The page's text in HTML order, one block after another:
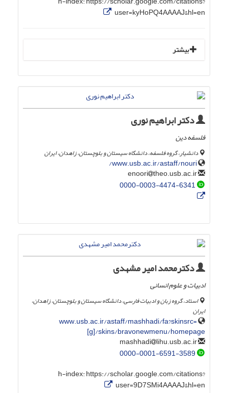
user=kyHoPQ4AAAAJ&hl=en
بیشتر
دکتر ابراهیم نوری
فلسفه دین
دانشیار، گروه فلسفه، دانشگاه سیستان و بلوچستان، زاهدان، ایران
www.usb.ac.ir/astaff/nouri/
theo.usb.ac.ir
0000-0003-4474-6341
دکترمحمد امیر مشهدی
ادبیات و علوم انسانی
استاد، گروه زبان و ادبیات فارسی، دانشگاه سیستان و بلوچستان، زاهدان،
ایران
www.usb.ac.ir/astaff/mashhadi/fa?skinsrc=
[g]/skins/bravonewmenu/homepage
lihu.usb.ac.ir
0000-0001-6591-3589
h-index:https://scholar.google.com/citations?
user=9D7SMi4AAAAJ&hl=en